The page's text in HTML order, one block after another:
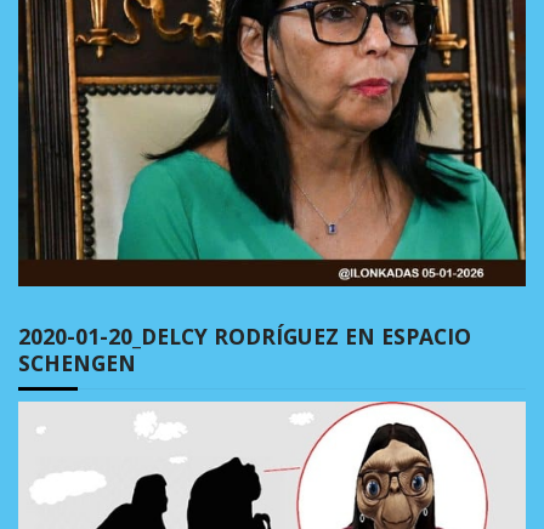
2020-01-20_DELCY RODRÍGUEZ EN ESPACIO
SCHENGEN